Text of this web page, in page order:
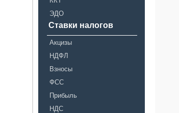
ЭДО
Ставки налогов
Акцизы
НДФЛ
Взносы
ФСС
Прибыль
НДС